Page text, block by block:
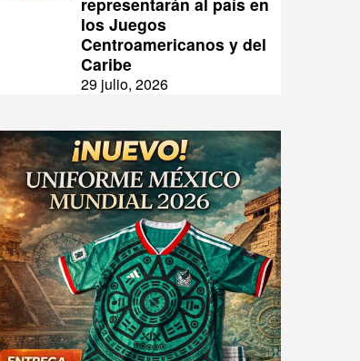
los Juegos
Centroamericanos y del
Caribe
29 julio, 2026